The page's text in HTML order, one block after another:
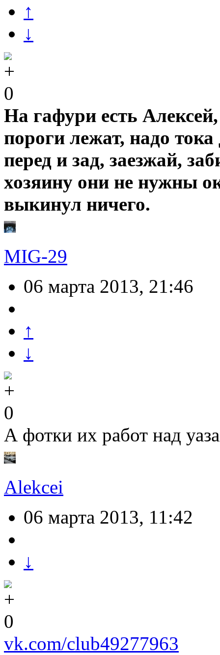
↑
↓
0
На гафури есть
пороги лежат, надо
перед и зад, заезжай,
хозяину они не нужны
выкинул ничего.
MIG-29
06 марта 2013, 21:46
↑
↓
0
А фотки их работ над
Alekcei
06 марта 2013, 11:42
↓
0
vk.com/club49277963